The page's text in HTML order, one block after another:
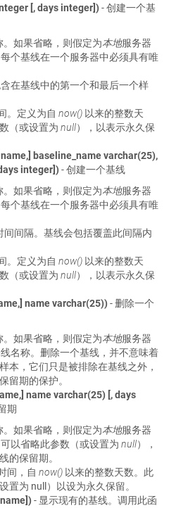
[, days integer]) - 创建一个基
。如果省略，则假定为本地服务器
个基线在一个服务器中必须具有唯
在基线中的第一个和最后一个样
。定义为自 now() 以来的整数天
（或设置为 null），以表示永久保
baseline_name varchar(25),
integer]) - 创建一个基线
。如果省略，则假定为本地服务器
个基线在一个服务器中必须具有唯
间间隔。基线会包括覆盖此间隔内
。定义为自 now() 以来的整数天
（或设置为 null），以表示永久保
name varchar(25)) - 删除一个
。如果省略，则假定为本地服务器
名称。删除一个基线，并不意味着
本，它们只是被排除在基线之外，
留期的保护。
name varchar(25) [, days
期
。如果省略，则假定为本地服务器
以省略此参数（或设置为 null），
的保留期。
间，自 now() 以来的整数天数。此
置为 null）以设为永久保留。
- 显示现有的基线。调用此函